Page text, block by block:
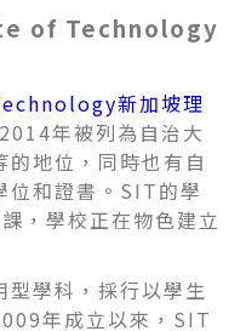
of Technology
新加坡理
年被列為自治大
地位，同時也有自
位和證書。SIT的學
，學校正在物色建立
學科，採行以學生
年成立以來，SIT